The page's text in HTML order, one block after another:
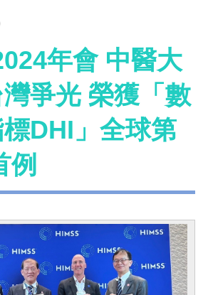
年會 中醫大
爭光 榮獲「數
DHI」全球第
例